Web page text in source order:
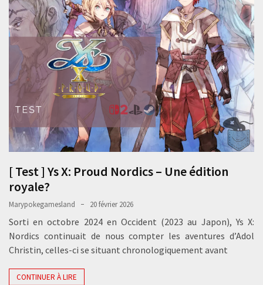
[ Test ] Ys X: Proud Nordics – Une édition
royale?
Marypokegamesland 20 février 2026
Sorti en octobre 2024 en Occident (2023 au Japon), Ys X:
Nordics continuait de nous compter les aventures d’Adol
Christin, celles-ci se situant chronologiquement avant
CONTINUER À LIRE